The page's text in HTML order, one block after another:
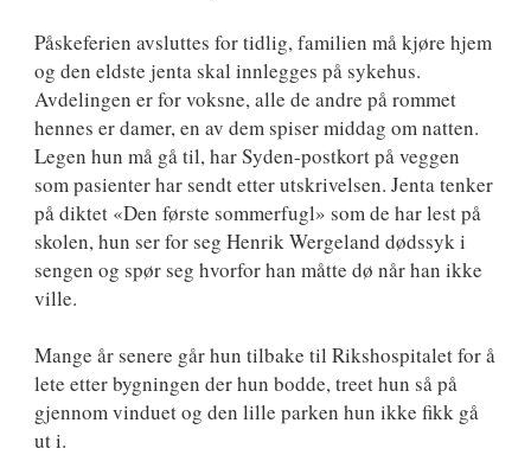
Påskeferien avsluttes for tidlig, familien må kjøre hjem
og den eldste jenta skal innlegges på sykehus.
Avdelingen er for voksne, alle de andre på rommet
hennes er damer, en av dem spiser middag om natten.
Legen hun må gå til, har Syden-postkort på veggen
som pasienter har sendt etter utskrivelsen. Jenta tenker
på diktet «Den første sommerfugl» som de har lest på
skolen, hun ser for seg Henrik Wergeland dødssyk i
sengen og spør seg hvorfor han måtte dø når han ikke
ville.
Mange år senere går hun tilbake til Rikshospitalet for å
lete etter bygningen der hun bodde, treet hun så på
gjennom vinduet og den lille parken hun ikke fikk gå
ut i.